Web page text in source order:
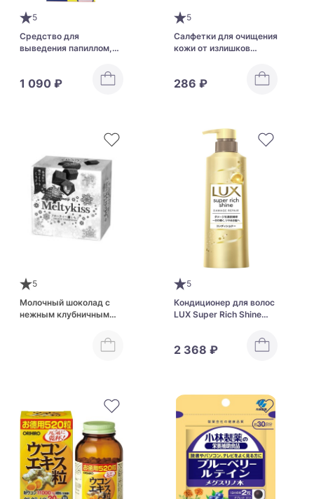
5
Средство для
выведения папиллом,
1 090 ₽
5
Салфетки для очищения
кожи от излишков
Shiseido Paper Oshiroi
286 ₽
5
Молочный шоколад с
нежным клубничным
5
Кондиционер для волос
LUX Super Rich Shine
2 368 ₽